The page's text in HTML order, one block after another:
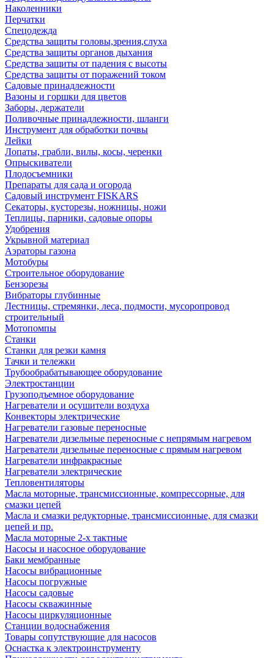
Наколенники
Перчатки
Спецодежда
Средства защиты головы,зрения,слуха
Средства защиты органов дыхания
Средства защиты от падения с высоты
Средства защиты от поражений током
Садовые принадлежности
Вазоны и горшки для цветов
Заборы, держатели
Поливочные принадлежности, шланги
Инструмент для обработки почвы
Лейки
Лопаты, грабли, вилы, косы, черенки
Опрыскиватели
Плодосъемники
Препараты для сада и огорода
Садовый инструмент FISKARS
Секаторы, кусторезы, ножницы, ножи
Теплицы, парники, садовые опоры
Удобрения
Укрывной материал
Аэраторы газона
Мотобуры
Строительное оборудование
Бензорезы
Вибраторы глубинные
Лестницы, стремянки, леса, подмости, мусоропровод
строительный
Мотопомпы
Станки
Станки для резки камня
Тачки и тележки
Трубообрабатывающее оборудование
Электростанции
Грузоподъемное оборудование
Нагреватели и осушители воздуха
Конвекторы электрические
Нагреватели газовые переносные
Нагреватели дизельные переносные с непрямым нагревом
Нагреватели дизельные переносные с прямым нагревом
Нагреватели инфракрасные
Нагреватели электрические
Тепловентиляторы
Масла моторные, трансмиссионные, компрессорные, для
смазки цепей
Масла и смазки редукторные, трансмиссионные, для смазки
цепей и пр.
Масла моторные 2-х тактные
Насосы и насосное оборудование
Баки мембранные
Насосы вибрационные
Насосы погружные
Насосы садовые
Насосы скважинные
Насосы циркуляционные
Станции водоснабжения
Товары сопутствующие для насосов
Оснастка к электроинструменту